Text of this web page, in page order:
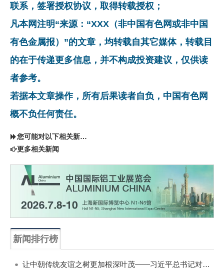
联系，签署授权协议，取得转载授权；
凡本网注明“来源：“XXX（非中国有色网或非中国
有色金属报）”的文章，均转载自其它媒体，转载目
的在于传递更多信息，并不构成投资建议，仅供读
者参考。
若据本文章操作，所有后果读者自负，中国有色网
概不负任何责任。
您可能对以下相关新闻同样感兴趣
更多相关新闻
新闻排行榜
让中朝传统友谊之树更加根深叶茂——习近平总书记对朝鲜进行国事访问纪实